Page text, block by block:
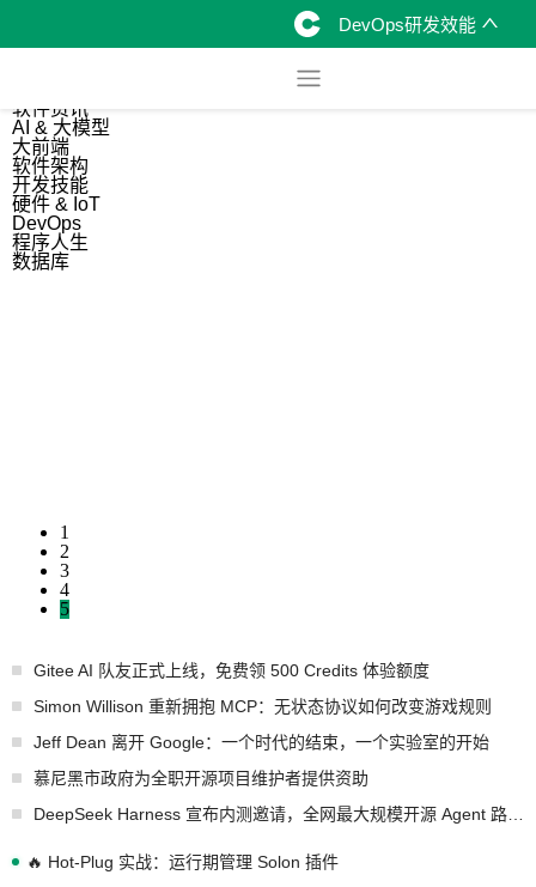
DevOps研发效能
软件资讯
AI & 大模型
大前端
软件架构
开发技能
硬件 & IoT
DevOps
程序人生
数据库
1
2
3
4
5
Gitee AI 队友正式上线，免费领 500 Credits 体验额度
Simon Willison 重新拥抱 MCP：无状态协议如何改变游戏规则
Jeff Dean 离开 Google：一个时代的结束，一个实验室的开始
慕尼黑市政府为全职开源项目维护者提供资助
🔥 Hot-Plug 实战：运行期管理 Solon 插件